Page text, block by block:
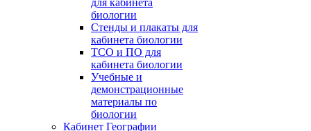
для кабинета
биологии
Стенды и плакаты для
кабинета биологии
ТСО и ПО для
кабинета биологии
Учебные и
демонстрационные
материалы по
биологии
Кабинет Географии